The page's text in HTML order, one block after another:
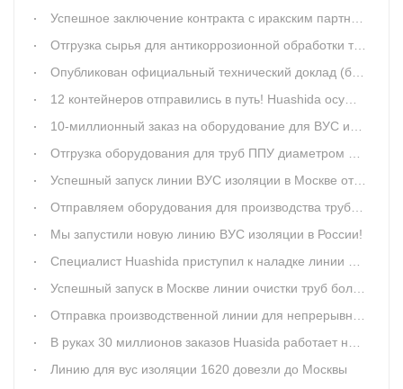
Успешное заключение контракта с иракским партнёром — линия ВУС изоляции (3LPE) 1520 мм
Отгрузка сырья для антикоррозионной обработки труб
Опубликован официальный технический доклад (белая книга) Qingdao Huashida: «Система антикоррозионной защиты стальных труб 3LPE и внутреннее/наружное эпоксидное покрытие FBE»
12 контейнеров отправились в путь! Huashida осуществила массовую отгрузку линии по производству труб с ВУС изоляцией в ЮАР
10-миллионный заказ на оборудование для ВУС изоляции размещён в компании «Хуашида»
Отгрузка оборудования для труб ППУ диаметром 1155мм
Успешный запуск линии ВУС изоляции в Москве от Huashida
Отправляем оборудования для производства труб ППУ в ОАЭ
Мы запустили новую линию ВУС изоляции в России!
Специалист Huashida приступил к наладке линии ВУС изоляции мм
Успешный запуск в Москве линии очистки труб большого диаметра
Отправка производственной линии для непрерывной ППУ изоляции стальных труб
В руках 30 миллионов заказов Huasida работает на полной загрузке в конце 2024 года
Линию для вус изоляции 1620 довезли до Москвы